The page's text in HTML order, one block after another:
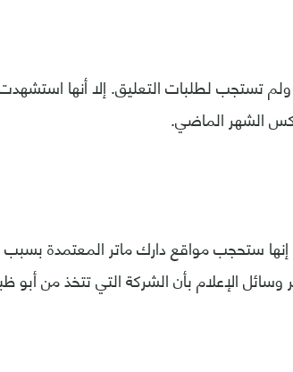
تستجب لطلبات التعليق. إلا أنها استشهدت
الشهر الماضي.
ستحجب مواقع دارك ماتر المعتمدة بسبب
وسائل الإعلام بأن الشركة التي تتخذ من